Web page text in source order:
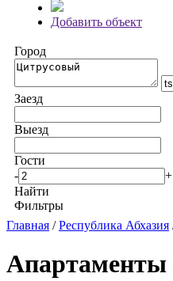
Добавить объект
Город
Заезд
Выезд
Гости
-
+
Найти
Фильтры
Главная /Республика Абхазия
Апартаменты